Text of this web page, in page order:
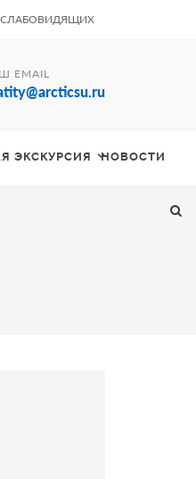
СЛАБОВИДЯЩИХ
EMAIL
ЭКСКУРСИЯ НОВОСТИ